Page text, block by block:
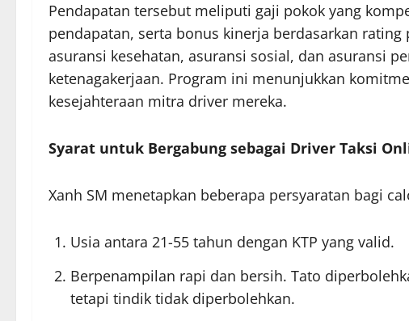
Pendapatan tersebut meliputi gaji pokok yang
pendapatan, serta bonus kinerja berdasarkan
asuransi kesehatan, asuransi sosial, dan asuransi
ketenagakerjaan. Program ini menunjukkan
kesejahteraan mitra driver mereka.
Syarat untuk Bergabung sebagai Driver Taksi
Xanh SM menetapkan beberapa persyaratan bagi
Usia antara 21-55 tahun dengan KTP yang valid.
Berpenampilan rapi dan bersih. Tato
tetapi tindik tidak diperbolehkan.